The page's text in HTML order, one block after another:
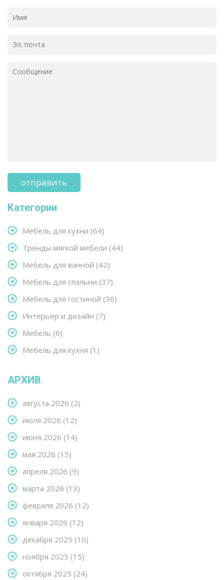
Категории
Мебель для кухни (64)
Тренды мягкой мебели (44)
Мебель для ванной (42)
Мебель для спальни (37)
Мебель для гостиной (36)
Интерьер и дизайн (7)
Мебель (6)
Мебель для кухня (1)
АРХИВ
августа 2026 (2)
июля 2026 (12)
июня 2026 (14)
мая 2026 (15)
апреля 2026 (9)
марта 2026 (13)
февраля 2026 (12)
января 2026 (12)
декабря 2025 (10)
ноября 2025 (15)
октября 2025 (24)